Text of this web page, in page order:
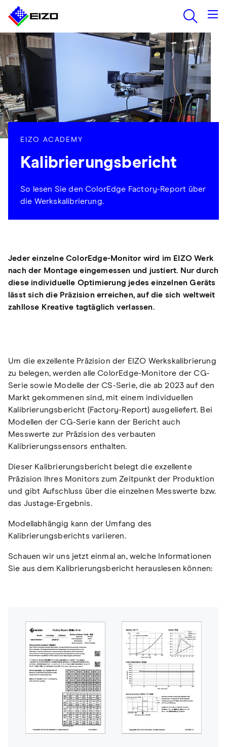
EIZO ACADEMY
Kalibrierungsbericht
So lesen Sie den ColorEdge Factory-Report über
die Werkskalibrierung.
Jeder einzelne ColorEdge-Monitor wird im EIZO Werk
nach der Montage eingemessen und justiert. Nur durch
diese individuelle Optimierung jedes einzelnen Geräts
lässt sich die Präzision erreichen, auf die sich weltweit
zahllose Kreative tagtäglich verlassen.
Um die exzellente Präzision der EIZO Werkskalibrierung
zu belegen, werden alle ColorEdge-Monitore der CG-
Serie sowie Modelle der CS-Serie, die ab 2023 auf den
Markt gekommenen sind, mit einem individuellen
Kalibrierungsbericht (Factory-Report) ausgeliefert. Bei
Modellen der CG-Serie kann der Bericht auch
Messwerte zur Präzision des verbauten
Kalibrierungssensors enthalten.
Dieser Kalibrierungsbericht belegt die exzellente
Präzision Ihres Monitors zum Zeitpunkt der Produktion
und gibt Aufschluss über die einzelnen Messwerte bzw.
das Justage-Ergebnis.
Modellabhängig kann der Umfang des
Kalibrierungsberichts variieren.
Schauen wir uns jetzt einmal an, welche Informationen
Sie aus dem Kalibrierungsbericht herauslesen können: